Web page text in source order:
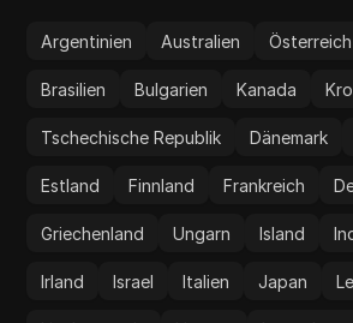
Argentinien Australien Österreich
Brasilien Bulgarien Kanada
Tschechische Republik Dänemark
Estland Finnland Frankreich
Griechenland Ungarn Island
Irland Israel Italien Japan